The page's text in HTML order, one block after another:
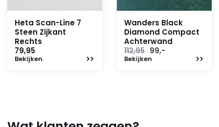
Heta Scan-Line 7
Steen Zijkant
Rechts
79,95
Bekijken
Wanders Black
Diamond Compact
Achterwand
112,95 Oorspronkelijke
prijs
99,-
Bekijken